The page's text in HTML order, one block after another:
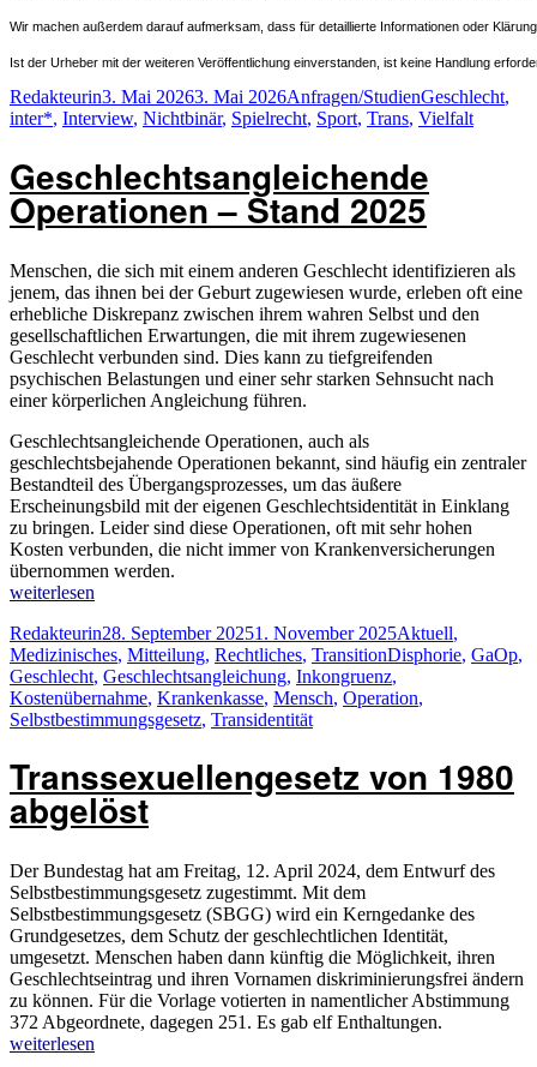
Wir machen außerdem darauf aufmerksam, dass für detaillierte Informationen oder
Ist der Urheber mit der weiteren Veröffentlichung einverstanden, ist keine Handlung
Autor
RedakteurinVeröffentlicht
am
3. Mai 20263. Mai 2026Kategorien
Anfragen/StudienSchlagwörter
Geschlecht,
inter*, Interview, Nichtbinär, Spielrecht, Sport, Trans, Vielfalt
Geschlechtsangleichende
Operationen – Stand 2025
Menschen, die sich mit einem anderen Geschlecht identifizieren als
jenem, das ihnen bei der Geburt zugewiesen wurde, erleben oft eine
erhebliche Diskrepanz zwischen ihrem wahren Selbst und den
gesellschaftlichen Erwartungen, die mit ihrem zugewiesenen
Geschlecht verbunden sind. Dies kann zu tiefgreifenden
psychischen Belastungen und einer sehr starken Sehnsucht nach
einer körperlichen Angleichung führen.
Geschlechtsangleichende Operationen, auch als
geschlechtsbejahende Operationen bekannt, sind häufig ein zentraler
Bestandteil des Übergangsprozesses, um das äußere
Erscheinungsbild mit der eigenen Geschlechtsidentität in Einklang
zu bringen. Leider sind diese Operationen, oft mit sehr hohen
Kosten verbunden, die nicht immer von Krankenversicherungen
übernommen werden.
„Geschlechtsangleichende
–
Stand
2025“
weiterlesen
Autor
RedakteurinVeröffentlicht
am
28. September 20251. November 2025Kategorien
Aktuell,
Medizinisches, Mitteilung, Rechtliches, TransitionSchlagwörter
Disphorie, GaOp,
Geschlecht, Geschlechtsangleichung, Inkongruenz,
Kostenübernahme, Krankenkasse, Mensch, Operation,
Selbstbestimmungsgesetz, Transidentität
Transsexuellengesetz von 1980
abgelöst
Der Bundestag hat am Freitag, 12. April 2024, dem Entwurf des
Selbstbestimmungsgesetz zugestimmt. Mit dem
Selbstbestimmungsgesetz (SBGG) wird ein Kerngedanke des
Grundgesetzes, dem Schutz der geschlechtlichen Identität,
umgesetzt. Menschen haben dann künftig die Möglichkeit, ihren
Geschlechtseintrag und ihren Vornamen diskriminierungsfrei ändern
zu können. Für die Vorlage votierten in namentlicher Abstimmung
372 Abgeordnete, dagegen 251. Es gab elf Enthaltungen.
weiterlesen